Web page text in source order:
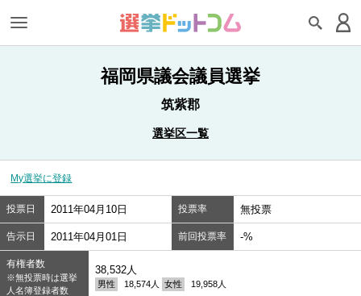
福岡県議会議員選挙
筑紫郡
選挙区一覧
My選挙に登録
投票日 2011年04月10日 投票率 無投票
告示日 2011年04月01日 前回投票率 -%
有権者数
※無投票時は選挙
人名簿登録者数
38,532人
男性 18,574人 女性 19,958人